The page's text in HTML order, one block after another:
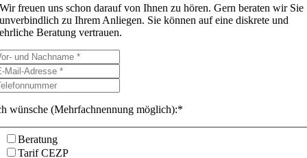
Wir freuen uns schon darauf von Ihnen zu hören. Gern beraten wir Sie
unverbindlich zu Ihrem Anliegen. Sie können auf eine diskrete und
ehrliche Beratung vertrauen.
wünsche (Mehrfachnennung möglich):*
Beratung
Tarif CEZP